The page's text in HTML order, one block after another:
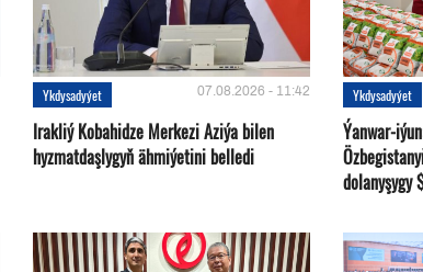
Ykdysadyýet 07.08.2026 - 11:42
Irakliý Kobahidze Merkezi Aziýa bilen
hyzmatdaşlygyň ähmiýetini belledi
Ykdysadyýet
Ýanwar-
dolanyşygy